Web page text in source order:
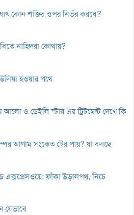
কোন শক্তির ওপর নির্ভর করবে?
নাহিদরা কোথায়?
হওয়ার পথে
আলো ও ডেইলি স্টার এর ট্রিটমেন্ট দেখে কি
আগাম সংকেত টের পায়? যা বলছে
এক্সপ্রেসওয়ে: ফাঁকা উড়ালপথ, নিচে